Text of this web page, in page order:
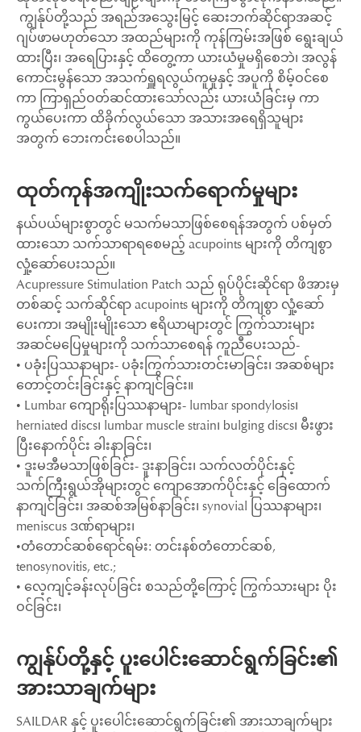
ကျွန်ုပ်တို့သည် အရည်အသွေးမြင့် ဆေးဘက်ဆိုင်ရာအဆင့်
ဂျပ်ဖာမဟုတ်သော အထည်များကို ကုန်ကြမ်းအဖြစ် ရွေးချယ်
ထားပြီး၊ အရေပြားနှင့် ထိတွေ့ကာ ယားယံမှုမရှိစေဘဲ၊ အလွန်
ကောင်းမွန်သော အသက်ရှူရလွယ်ကူမှုနှင့် အပူကို စိမ့်ဝင်စေ
ကာ ကြာရှည်ဝတ်ဆင်ထားသော်လည်း ယားယံခြင်းမှ ကာ
ကွယ်ပေးကာ ထိခိုက်လွယ်သော အသားအရေရှိသူများ
အတွက် ဘေးကင်းစေပါသည်။
ထုတ်ကုန်အကျိုးသက်ရောက်မှုများ
နယ်ပယ်များစွာတွင် မသက်မသာဖြစ်စေရန်အတွက် ပစ်မှတ်
ထားသော သက်သာရာရစေမည့် acupoints များကို တိကျစွာ
လှုံ့ဆော်ပေးသည်။
Acupressure Stimulation Patch သည် ရုပ်ပိုင်းဆိုင်ရာ ဖိအားမှ
တစ်ဆင့် သက်ဆိုင်ရာ acupoints များကို တိကျစွာ လှုံ့ဆော်
ပေးကာ၊ အမျိုးမျိုးသော ဧရိယာများတွင် ကြွက်သားများ
အဆင်မပြေမှုများကို သက်သာစေရန် ကူညီပေးသည်-
• ပခုံးပြဿနာများ- ပခုံးကြွက်သားတင်းမာခြင်း၊ အဆစ်များ
တောင့်တင်းခြင်းနှင့် နာကျင်ခြင်း။
• Lumbar ကျောရိုးပြဿနာများ- lumbar spondylosis၊
herniated discs၊ lumbar muscle strain၊ bulging discs၊ မီးဖွား
ပြီးနောက်ပိုင်း ခါးနာခြင်း၊
• ဒူးမအီမသာဖြစ်ခြင်း- ဒူးနာခြင်း၊ သက်လတ်ပိုင်းနှင့်
သက်ကြီးရွယ်အိုများတွင် ကျောအောက်ပိုင်းနှင့် ခြေထောက်
နာကျင်ခြင်း၊ အဆစ်အမြစ်နာခြင်း၊ synovial ပြဿနာများ၊
meniscus ဒဏ်ရာများ၊
•တံတောင်ဆစ်ရောင်ရမ်း: တင်းနစ်တံတောင်ဆစ်,
tenosynovitis, etc.;
• လေ့ကျင့်ခန်းလုပ်ခြင်း စသည်တို့ကြောင့် ကြွက်သားများ ပိုး
ဝင်ခြင်း၊
ကျွန်ုပ်တို့နှင့် ပူးပေါင်းဆောင်ရွက်ခြင်း၏
အားသာချက်များ
SAILDAR နှင့် ပူးပေါင်းဆောင်ရွက်ခြင်း၏ အားသာချက်များ